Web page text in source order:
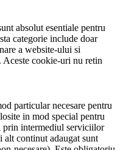
absolut esentiale pentru
categorie include doar
a website-ului si
Aceste cookie-uri nu retin
particular necesare pentru
in mod special pentru
prin intermediul serviciilor
alt continut adaugat sunt